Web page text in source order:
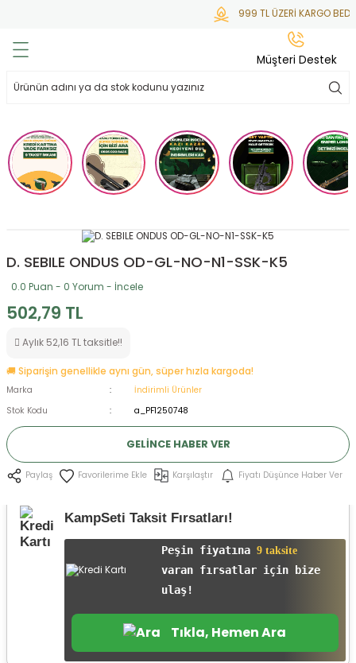
999 TL ÜZERİ KARGO
Mermisi
Tabure
D. SEBILE ONDUS OD-GL-NO-N1-SSK-K5
0.0 Puan - 0 Yorum - İncele
502,79 TL
Aylık 52,16 TL taksitle!!
🚚 Siparişin genellikle aynı gün, süper hızla kargoda!
Marka
İndirimli Ürünler
Stok Kodu
a_PF1250748
GELINCE HABER VER
Paylaş Karşılaştır Fiyatı Düşünce Haber Ver
KampSeti Taksit Fırsatları!
Peşin fiyatına 9 taksite
varan fırsatlar için bize
ulaş!
Tıkla, Hemen Ara